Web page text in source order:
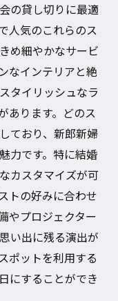
の貸し切りに最適
人気のこれらのス
め細やかなサービ
なインテリアと絶
タイリッシュなラ
あります。どのス
ており、新郎新婦
力です。特に結婚
カスタマイズが可
トの好みに合わせ
やプロジェクター
い出に残る演出が
ポットを利用する
にすることができ